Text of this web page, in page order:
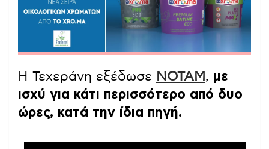
Η Τεχεράνη εξέδωσε NOTAM, με
ισχύ για κάτι περισσότερο από δυο
ώρες, κατά την ίδια πηγή.